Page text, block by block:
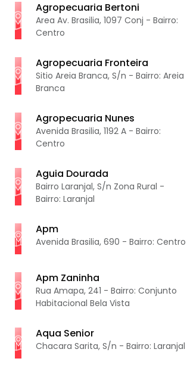
Agropecuaria Bertoni
Area Av. Brasilia, 1097 Conj - Bairro:
Centro
Agropecuaria Fronteira
Sitio Areia Branca, S/n - Bairro: Areia
Branca
Agropecuaria Nunes
Avenida Brasilia, 1192 A - Bairro:
Centro
Aguia Dourada
Bairro Laranjal, S/n Zona Rural -
Bairro: Laranjal
Apm
Avenida Brasilia, 690 - Bairro: Centro
Apm Zaninha
Rua Amapa, 241 - Bairro: Conjunto
Habitacional Bela Vista
Aqua Senior
Chacara Sarita, S/n - Bairro: Laranjal